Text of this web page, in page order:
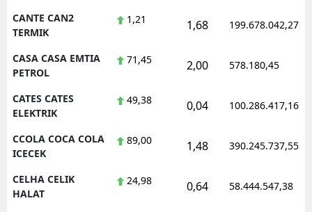
CANTE CAN2
TERMIK
1,21 1,68 199.678.042,27
CASA CASA EMTIA
PETROL
71,45 2,00 578.180,45
CATES CATES
ELEKTRIK
49,38 0,04 100.286.417,16
CCOLA COCA COLA
ICECEK
89,00 1,48 390.245.737,55
CELHA CELIK
HALAT
24,98 0,64 58.444.547,38